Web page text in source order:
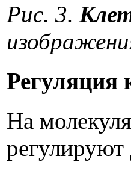
Рис. 3.
Регуляция
На
регулируют